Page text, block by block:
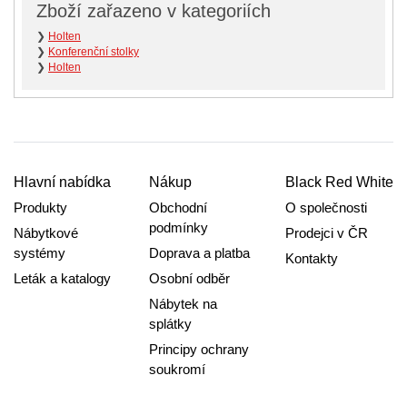
Zboží zařazeno v kategoriích
❯ Holten
❯ Konferenční stolky
❯ Holten
Hlavní nabídka
Produkty
Nábytkové
systémy
Leták a katalogy
Nákup
Obchodní
podmínky
Doprava a platba
Osobní odběr
Nábytek na
splátky
Principy ochrany
soukromí
Black Red White
O společnosti
Prodejci v ČR
Kontakty